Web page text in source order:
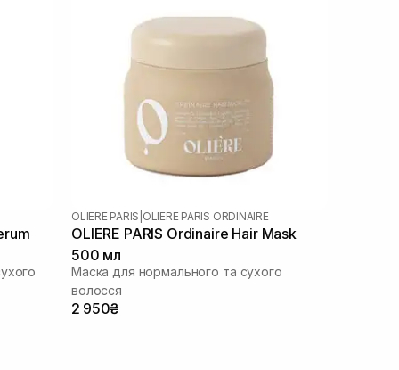
OLIERE PARIS OLIERE PARIS ORDINAIRE
OLIERE PARIS Ordinaire Hair Mask
500 мл
Маска для нормального та сухого
волосся
2 950₴